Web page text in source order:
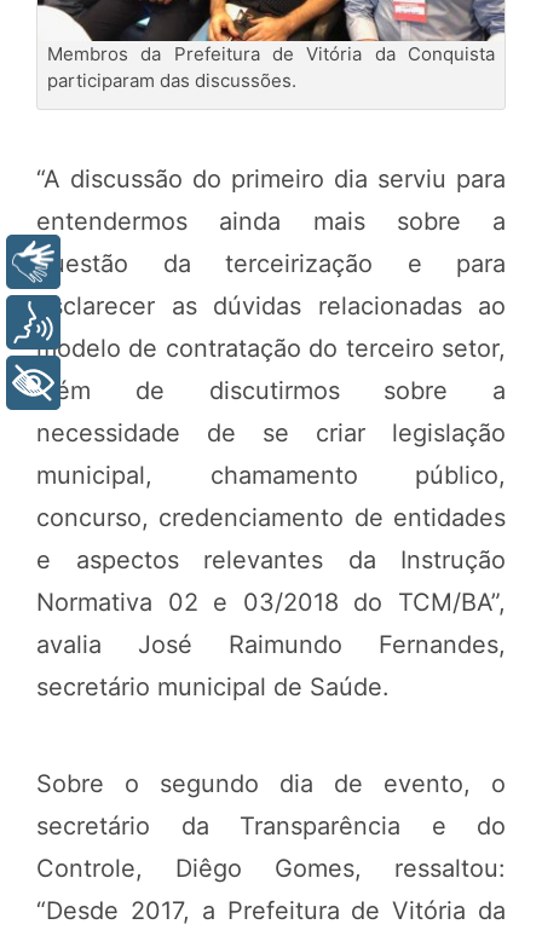
Membros da Prefeitura de Vitória da Conquista
participaram das discussões.
“A discussão do primeiro dia serviu para
entendermos ainda mais sobre a
questão da terceirização e para
esclarecer as dúvidas relacionadas ao
modelo de contratação do terceiro setor,
além de discutirmos sobre a
necessidade de se criar legislação
municipal, chamamento público,
concurso, credenciamento de entidades
e aspectos relevantes da Instrução
Normativa 02 e 03/2018 do TCM/BA”,
avalia José Raimundo Fernandes,
secretário municipal de Saúde.
Sobre o segundo dia de evento, o
secretário da Transparência e do
Controle, Diêgo Gomes, ressaltou:
“Desde 2017, a Prefeitura de Vitória da
Libras
Voz
+ Acessibilidade